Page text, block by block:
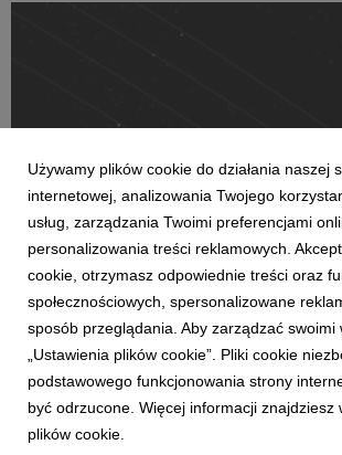
AKTUALNOŚCI
Sener Polska stworzy dla
Kosmicznej największy zestaw
swojej historii
14 grudnia 2023
Piętnaście urządzeń naziemnego
Mechanizm Separacyjny zbuduje na
Interceptor zespół Sener Polska. To jeden z
Używamy plików cookie do działania naszej
internetowej, analizowania Twojego
usług, zarządzania Twoimi preferencjami
personalizowania treści reklamowych.
cookie, otrzymasz odpowiednie treści oraz
społecznościowych, spersonalizowane
sposób przeglądania. Aby zarządzać swoimi
„Ustawienia plików cookie”. Pliki cookie
podstawowego funkcjonowania strony
być odrzucone. Więcej informacji znajdziesz
plików cookie.